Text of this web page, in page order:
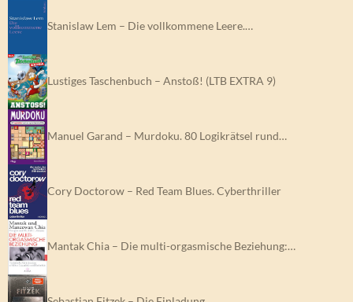
Stanislaw Lem – Die vollkommene Leere.…
Lustiges Taschenbuch – Anstoß! (LTB EXTRA 9)
Manuel Garand – Murdoku. 80 Logikrätsel rund…
Cory Doctorow – Red Team Blues. Cyberthriller
Mantak Chia – Die multi-orgasmische Beziehung:…